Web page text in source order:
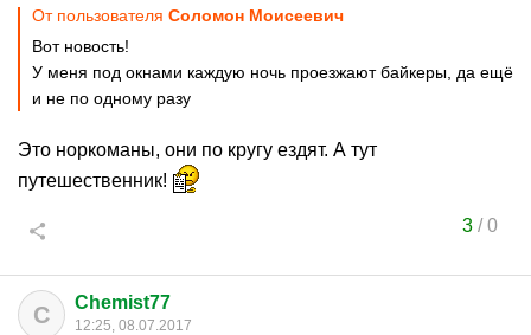
От пользователя Соломон Моисеевич
Вот новость!
У меня под окнами каждую ночь проезжают байкеры, да ещё
и не по одному разу
Это норкоманы, они по кругу ездят. А тут
путешественник!
3/0
C Chemist77
12:25, 08.07.2017